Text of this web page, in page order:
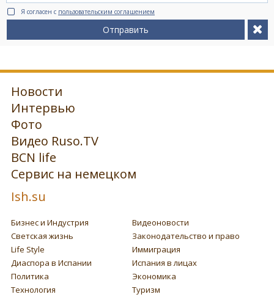
Я согласен с пользовательским соглашением
Отправить
Новости
Интервью
Фото
Видео Ruso.TV
BCN life
Сервис на немецком
Ish.su
Бизнес и Индустрия
Видеоновости
Светская жизнь
Законодательство и право
Life Style
Иммиграция
Диаспора в Испании
Испания в лицах
Политика
Экономика
Технология
Туризм